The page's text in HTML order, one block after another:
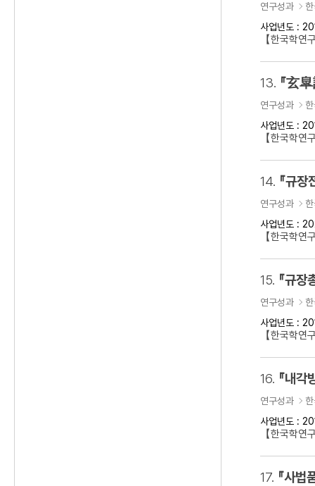
연구성과
사업년도 :
【한국학
13. 『玄
연구성과
사업년도 :
【한국학
14. 『규
연구성과
사업년도 :
【한국학
15. 『규장
연구성과
사업년도 :
【한국학
16. 『내각
연구성과
사업년도 :
【한국학
17. 『사